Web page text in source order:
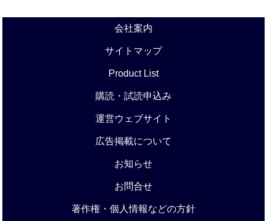
会社案内
サイトマップ
Product List
購読・試読申込み
運営ウェブサイト
広告掲載について
お知らせ
お問合せ
著作権・個人情報などの方針